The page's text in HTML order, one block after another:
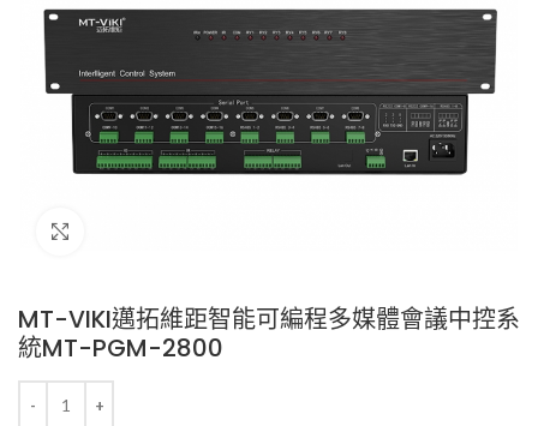
MT-VIKI邁拓維距智能可編程多媒體會議中控系
統MT-PGM-2800